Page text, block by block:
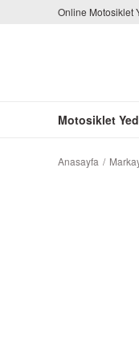
Online Motosiklet
Motosiklet
Anasayfa